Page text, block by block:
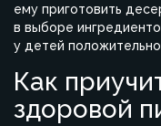
ему приготовить
в выборе
у детей
Как
здоровой